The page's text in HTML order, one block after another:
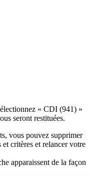
« CDI (941) »
seront restituées.
vous pouvez supprimer
critères et relancer votre
apparaissent de la façon